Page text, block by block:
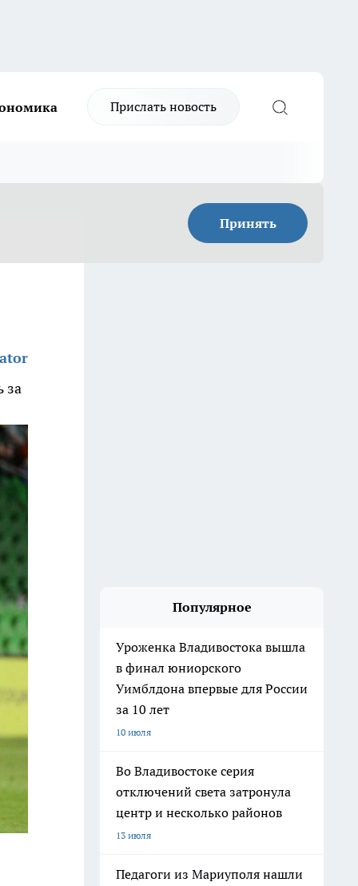
Прислать новость
Принять
за
Популярное
Уроженка Владивостока вышла
в финал юниорского
Уимблдона впервые для России
за 10 лет
10 июля
Во Владивостоке серия
отключений света затронула
центр и несколько районов
13 июля
Педагоги из Мариуполя нашли